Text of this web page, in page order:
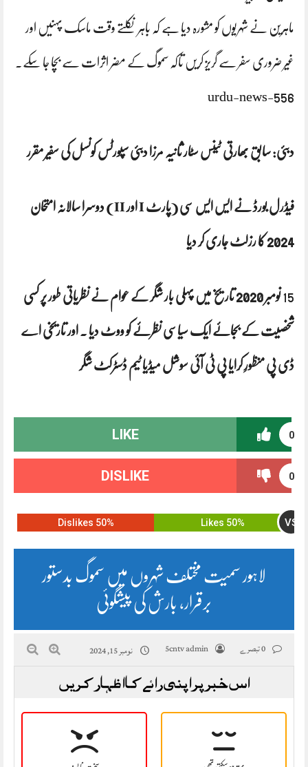
ماہرین نے شہریوں کو مشورہ دیا ہے کہ باہر نکلتے وقت ماسک پہنیں اور
غیر ضروری سفر سے گریز کریں تاکہ سموگ کے مضر اثرات سے بچا جا سکے۔
urdu-news-556
دبئی: سابق بھارتی ٹینس سٹار ثانیہ مرزا دبئی سپورٹس کونسل کی سفیر مقرر
فیڈرل بورڈ نے ایس ایس سی (پارٹ I اور II) دوسرا سالانہ امتحان
2024 کا رزلٹ جاری کر دیا
15 نومبر 2020 تاریخ میں پہلی بار شگر کے عوام نے نظریاتی طور پر کسی
شخصیت کے بجائے ایک سیاسی نظرئے کو ووٹ دیا . اور تاریخی اے
ڈی پی منظورِ کرایا پی ٹی آئی سوشل میڈیا ٹیم ڈسٹرکٹ شگر
0
LIKE
0
DISLIKE
50% Likes VS
50% Dislikes
لاہور سمیت مختلف شہروں میں سموگ بدستور
برقرار، بارش کی پیشگوئی
5cntv admin نومبر 15, 2024
اس خبر پر اپنی رائے کا اظہار کریں